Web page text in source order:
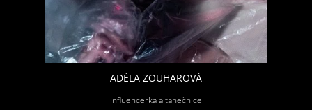
ADÉLA ZOUHAROVÁ
Influencerka a tanečnice